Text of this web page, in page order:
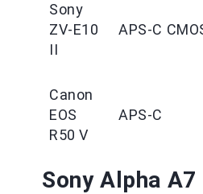
Sony
ZV-E10
II
APS-C
Canon
EOS
R50 V
APS-C
Sony Alpha